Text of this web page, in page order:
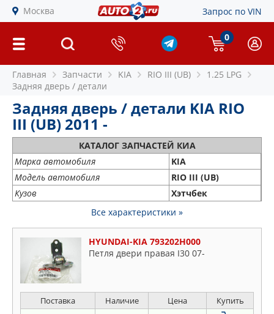
Москва Запрос по VIN
0
Главная Запчасти KIA RIO III (UB)
1.25 LPG
Задняя дверь / детали
Задняя дверь / детали KIA RIO
III (UB) 2011 -
КАТАЛОГ ЗАПЧАСТЕЙ КИА
Марка автомобиля
KIA
Модель автомобиля
RIO III (UB)
Кузов
Хэтчбек
Все характеристики »
HYUNDAI-KIA 793202H000
Петля двери правая I30 07-
Поставка Наличие Цена Купить